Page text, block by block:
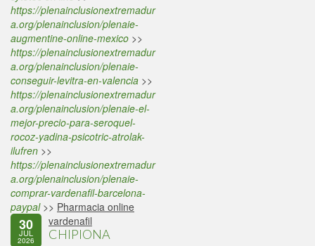
https://plenainclusionextremadur
a.org/plenainclusion/plenaie-
augmentine-online-mexico >>
https://plenainclusionextremadur
a.org/plenainclusion/plenaie-
conseguir-levitra-en-valencia >>
https://plenainclusionextremadur
a.org/plenainclusion/plenaie-el-
mejor-precio-para-seroquel-
rocoz-yadina-psicotric-atrolak-
ilufren >>
https://plenainclusionextremadur
a.org/plenainclusion/plenaie-
comprar-vardenafil-barcelona-
paypal>> Pharmacia online
vardenafil
30
JUL
2026 CHIPIONA